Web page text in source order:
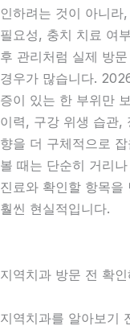
인하려는 것이 아니
필요성, 충치 치료 여
후 관리처럼 실제 방
경우가 많습니다.
증이 있는 한 부위만
이력, 구강 위생 습관,
향을 더 구체적으로
볼 때는 단순히 거리
진료와 확인할 항목을
훨씬 현실적입니다.
지역치과 방문 전 확
지역치과를 알아보기